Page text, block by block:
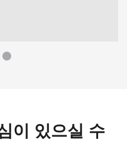
이 있으실 수